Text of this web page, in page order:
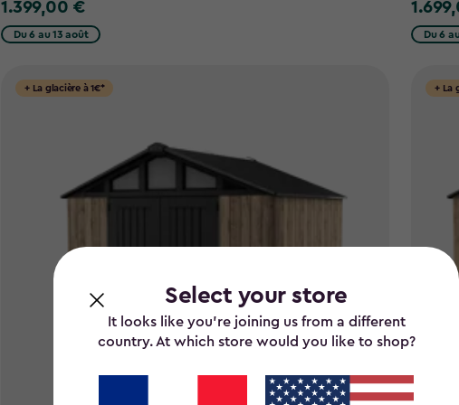
Select your store
It looks like you’re joining us from a different
country. At which store would you like to shop?
1.399,00
€
1.399,00 €
Du 6 au 13 août
€
Du 6
+ La glacière à 1€* + La